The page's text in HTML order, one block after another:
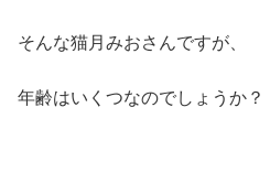
そんな猫月みおさんですが、
年齢はいくつなのでしょうか？